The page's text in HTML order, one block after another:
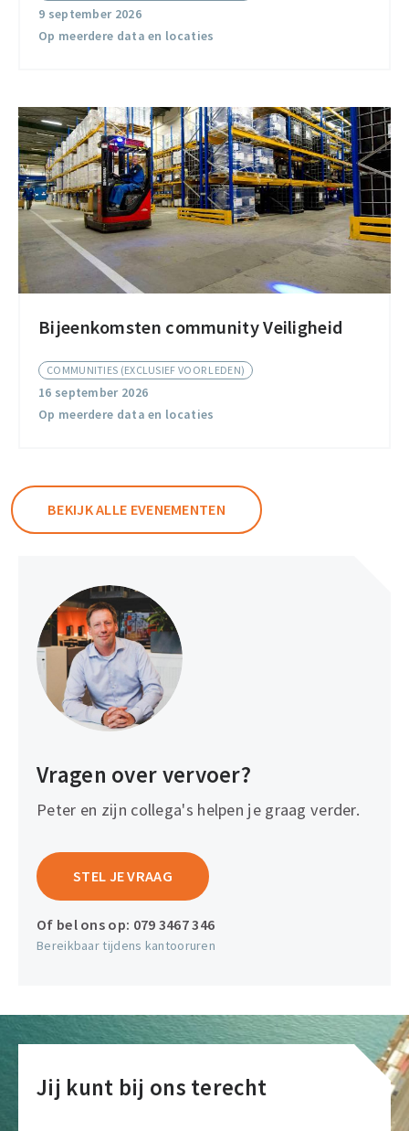
9 september 2026
Op meerdere data en locaties
Bijeenkomsten community Veiligheid
COMMUNITIES (EXCLUSIEF VOOR LEDEN)
16 september 2026
Op meerdere data en locaties
Bijeenkomsten
Veiligheid
BEKIJK ALLE EVENEMENTEN
Vragen over vervoer?
Peter en zijn collega's helpen je graag verder.
STEL JE VRAAG
Of bel ons op: 079 3467 346
Bereikbaar tijdens kantooruren
Jij kunt bij ons terecht